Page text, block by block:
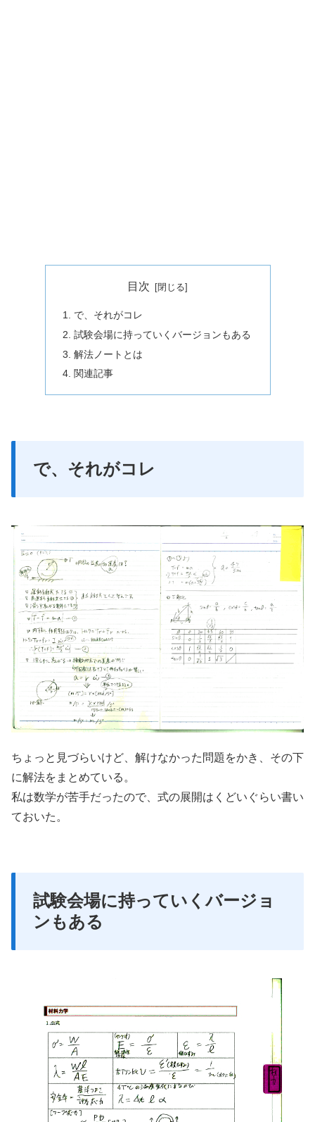
目次
で、それがコレ
試験会場に持っていくバージョンもある
解法ノートとは
関連記事
で、それがコレ
ちょっと見づらいけど、解けなかった問題をかき、その下
に解法をまとめている。
私は数学が苦手だったので、式の展開はくどいぐらい書い
ておいた。
試験会場に持っていくバージョ
ンもある